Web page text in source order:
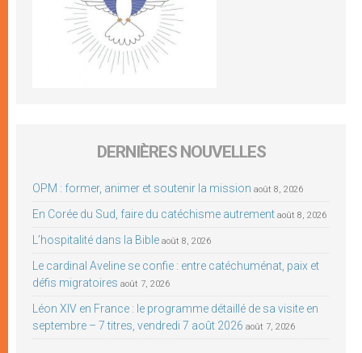
DERNIÈRES NOUVELLES
OPM : former, animer et soutenir la mission août 8, 2026
En Corée du Sud, faire du catéchisme autrement août 8, 2026
L’hospitalité dans la Bible août 8, 2026
Le cardinal Aveline se confie : entre catéchuménat, paix et
défis migratoires août 7, 2026
Léon XIV en France : le programme détaillé de sa visite en
septembre – 7 titres, vendredi 7 août 2026 août 7, 2026